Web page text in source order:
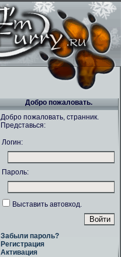
Добро пожаловать.
Добро пожаловать, странник.
Представься:
Логин:
Пароль:
Выставить автовход.
Забыли пароль?
Регистрация
Активация